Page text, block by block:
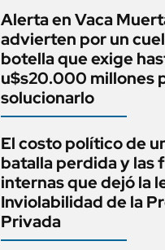
Alerta en Vaca
advierten por un
botella que exige
u$s20.000 millones
solucionarlo
El costo político de
batalla perdida y las
internas que dejó la
Inviolabilidad de la
Privada